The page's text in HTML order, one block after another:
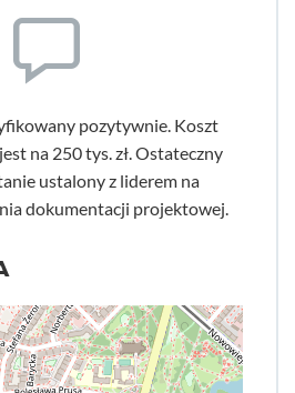
pozytywnie. Koszt
na 250 tys. zł. Ostateczny
ustalony z liderem na
dokumentacji projektowej.